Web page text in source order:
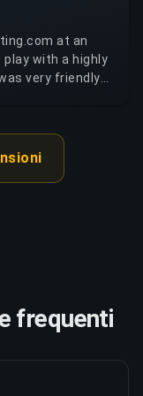
some
the payment.
efficient. I
skilled, and
at an
with a highly
very friendly
frequenti